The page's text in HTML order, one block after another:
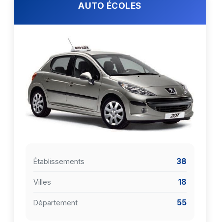
AUTO ÉCOLES
Établissements 38
Villes 18
Département 55